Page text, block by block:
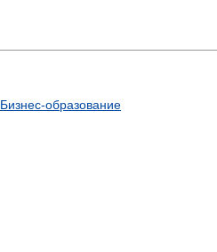
Бизнес-образование